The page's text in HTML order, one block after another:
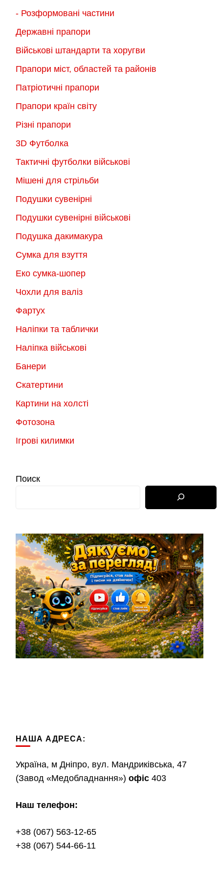
- Розформовані частини
Державні прапори
Військові штандарти та хоругви
Прапори міст, областей та районів
Патріотичні прапори
Прапори країн світу
Різні прапори
3D Футболка
Тактичні футболки військові
Мішені для стрільби
Подушки сувенірні
Подушки сувенірні військові
Подушка дакимакура
Сумка для взуття
Еко сумка-шопер
Чохли для валіз
Фартух
Наліпки та таблички
Наліпка військові
Банери
Скатертини
Картини на холсті
Фотозона
Ігрові килимки
Поиск
НАША АДРЕСА:
Україна, м Дніпро, вул. Мандриківська, 47
(Завод «Медобладнання») офіс 403
Наш телефон:
+38 (067) 563-12-65
+38 (067) 544-66-11